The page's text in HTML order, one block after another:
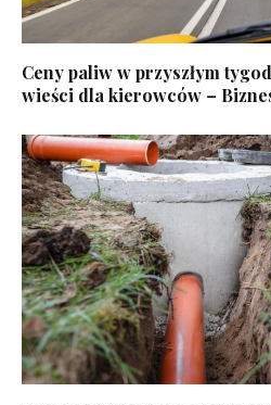
Ceny paliw w przyszłym
wieści dla kierowców –